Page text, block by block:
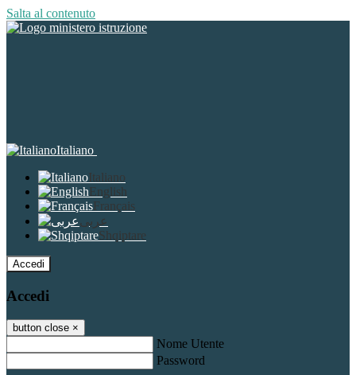
Salta al contenuto
Italiano
Italiano
English
Français
عربى
Shqiptare
Accedi
Accedi
button close ×
Nome Utente
Password